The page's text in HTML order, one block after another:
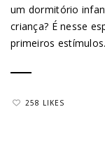
um dormitório
criança? É nesse
primeiros
258 LIKES